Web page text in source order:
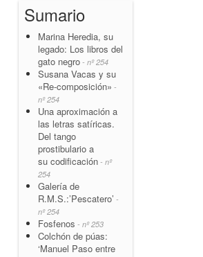
Sumario
Marina Heredia, su
legado: Los libros del
gato negro - nº 254
Susana Vacas y su
«Re-composición» -
nº 254
Una aproximación a
las letras satíricas.
Del tango
prostibulario a
su codificación - nº
254
Galería de
R.M.S.:’Pescatero’ -
nº 254
Fosfenos - nº 253
Colchón de púas:
‘Manuel Paso entre